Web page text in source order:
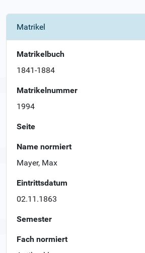
Matrikel
Matrikelbuch
1841-1884
Matrikelnummer
1994
Seite
Name normiert
Mayer, Max
Eintrittsdatum
02.11.1863
Semester
Fach normiert